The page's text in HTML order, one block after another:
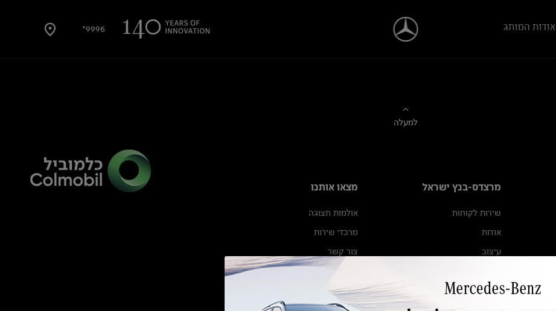
9996* אודות המותג
למעלה
מרצדס-בנץ ישראל
שירות לקוחות
אודות
עיצוב
מגזין מרצדס-בנץ
מצאו אותנו
אולמות תצוגה
מרכזי שירות
צור קשר